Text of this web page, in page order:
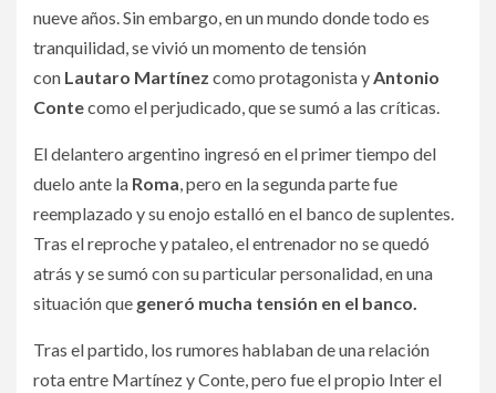
nueve años. Sin embargo, en un mundo donde todo es
tranquilidad, se vivió un momento de tensión
con Lautaro Martínez como protagonista yAntonio
Contecomo el perjudicado, que se sumó a las críticas.
El delantero argentino ingresó en el primer tiempo del
duelo ante la Roma, pero en la segunda parte fue
reemplazado y su enojo estalló en el banco de suplentes.
Tras el reproche y pataleo, el entrenador no se quedó
atrás y se sumó con su particular personalidad, en una
situación que generó mucha tensión en el banco.
Tras el partido, los rumores hablaban de una relación
rota entre Martínez y Conte, pero fue el propio Inter el